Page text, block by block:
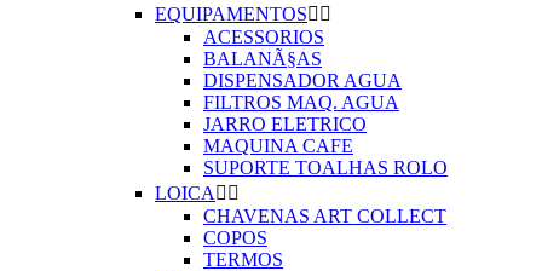
EQUIPAMENTOS 
ACESSORIOS
BALANÃ§AS
DISPENSADOR AGUA
FILTROS MAQ. AGUA
JARRO ELETRICO
MAQUINA CAFE
SUPORTE TOALHAS ROLO
LOICA  
CHAVENAS ART COLLECT
COPOS
TERMOS